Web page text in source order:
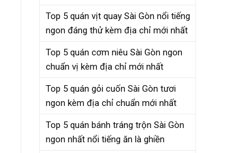
Top 5 quán vịt quay Sài Gòn nổi tiếng
ngon đáng thử kèm địa chỉ mới nhất
Top 5 quán cơm niêu Sài Gòn ngon
chuẩn vị kèm địa chỉ mới nhất
Top 5 quán gỏi cuốn Sài Gòn tươi
ngon kèm địa chỉ chuẩn mới nhất
Top 5 quán bánh tráng trộn Sài Gòn
ngon nhất nổi tiếng ăn là ghiền